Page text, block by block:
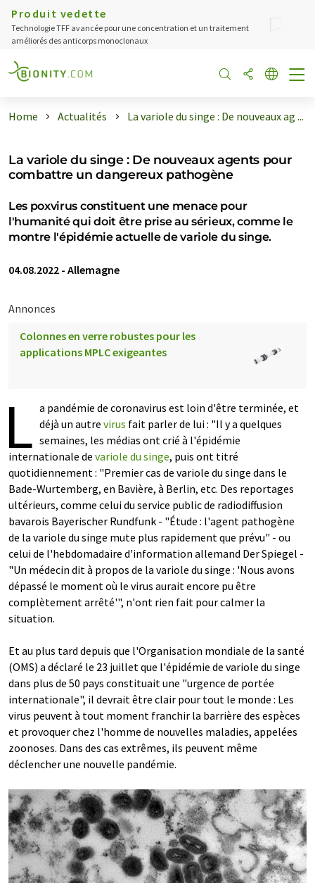
Produit vedette
Technologie TFF avancée pour une concentration et un traitement
améliorés des anticorps monoclonaux
Home Actualités La variole du singe : De nouveaux ag ...
La variole du singe : De nouveaux agents pour
combattre un dangereux pathogène
Les poxvirus constituent une menace pour
l'humanité qui doit être prise au sérieux, comme le
montre l'épidémie actuelle de variole du singe.
04.08.2022 - Allemagne
Annonces
Colonnes en verre robustes pour les
applications MPLC exigeantes
L a pandémie de coronavirus est loin d'être terminée, et
déjà un autre virus fait parler de lui : "Il y a quelques
semaines, les médias ont crié à l'épidémie
internationale de variole du singe, puis ont titré
quotidiennement : "Premier cas de variole du singe dans le
Bade-Wurtemberg, en Bavière, à Berlin, etc. Des reportages
ultérieurs, comme celui du service public de radiodiffusion
bavarois Bayerischer Rundfunk - "Étude : l'agent pathogène
de la variole du singe mute plus rapidement que prévu" - ou
celui de l'hebdomadaire d'information allemand Der Spiegel -
"Un médecin dit à propos de la variole du singe : 'Nous avons
dépassé le moment où le virus aurait encore pu être
complètement arrêté'", n'ont rien fait pour calmer la
situation.
Et au plus tard depuis que l'Organisation mondiale de la santé
(OMS) a déclaré le 23 juillet que l'épidémie de variole du singe
dans plus de 50 pays constituait une "urgence de portée
internationale", il devrait être clair pour tout le monde : Les
virus peuvent à tout moment franchir la barrière des espèces
et provoquer chez l'homme de nouvelles maladies, appelées
zoonoses. Dans des cas extrêmes, ils peuvent même
déclencher une nouvelle pandémie.